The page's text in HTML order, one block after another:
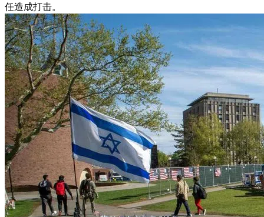
任造成打击。